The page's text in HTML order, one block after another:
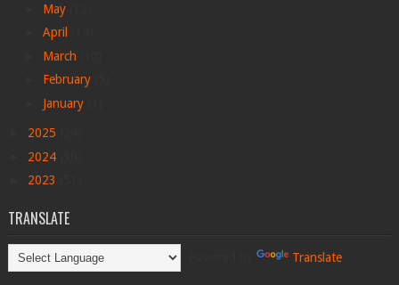
May
April
March
February
January
2025
2024
2023
TRANSLATE
Translate